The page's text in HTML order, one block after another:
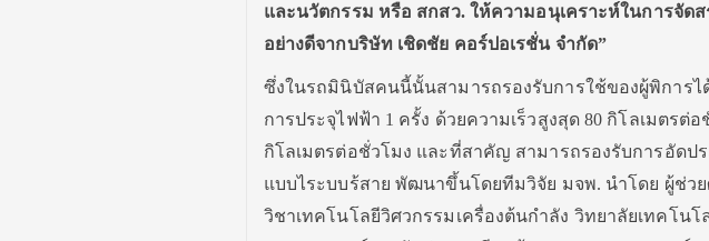
และนวัตกรรม หรือ สกสว. ให้ความอนุเคราะห์ในการจัด
อย่างดีจากบริษัท เชิดชัย คอร์ปอเรชั่น จำกัด”
ซึ่งในรถมินิบัสคนนี้นั้นสามารถรองรับการใช้ของผู้พิการไ
การประจุไฟฟ้า 1 ครั้ง ด้วยความเร็วสูงสุด 80 กิโลเมตรต่
กิโลเมตรต่อชั่วโมง และที่สาคัญ สามารถรองรับการอัดป
แบบไระบบร้สาย พัฒนาขึ้นโดยทีมวิจัย มจพ. นำโดย ผู้ช่ว
วิชาเทคโนโลยีวิศวกรรมเครื่องต้นกำลัง วิทยาลัยเทคโน